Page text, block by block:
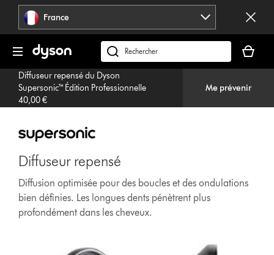
Sauter
pages
France
Rechercher
des
produits
panier
est
Diffuseur repensé du Dyson
Supersonic™ Édition Professionnelle
40,00 €
Me prévenir
Diffuseur repensé
Diffusion optimisée pour des boucles et des ondulations
bien définies. Les longues dents pénètrent plus
profondément dans les cheveux.